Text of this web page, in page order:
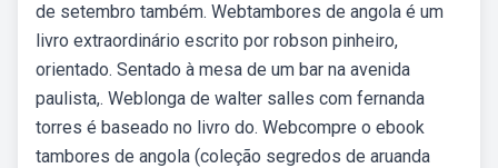
de setembro também. Webtambores de angola é um
livro extraordinário escrito por robson pinheiro,
orientado. Sentado à mesa de um bar na avenida
paulista,. Weblonga de walter salles com fernanda
torres é baseado no livro do. Webcompre o ebook
tambores de angola (coleção segredos de aruanda